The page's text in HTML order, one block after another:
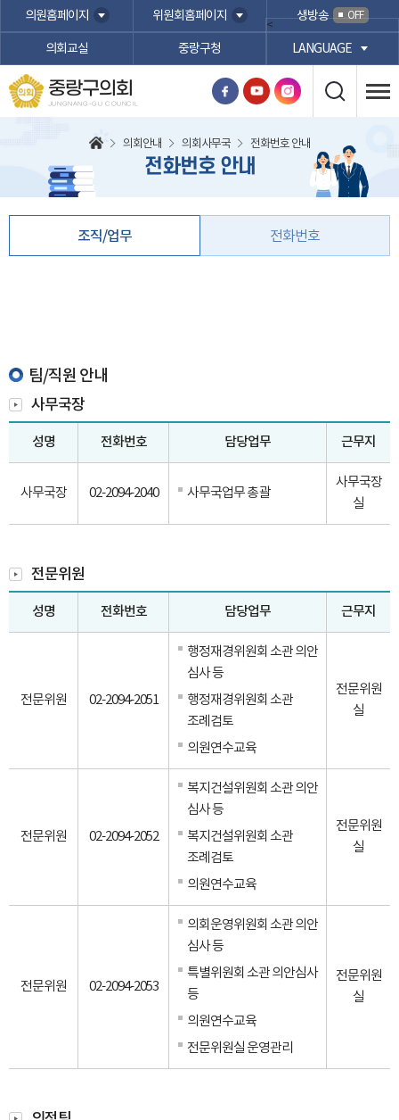
본문바로가기
의원홈페이지 위원회홈페이지 생방송 OFF
의회교실 중랑구청
<
LANGUAGE
중랑구의회
JUNGNANG-GU COUNCIL
의회안내 의회사무국 전화번호 안내
전화번호 안내
조직/업무
팀/직원 안내
사무국장
성명 전화번호 담당업무 근무지
사무국장 02-2094-2040 사무국업무 총괄
사무국장
실
전문위원
성명 전화번호 담당업무 근무지
전문위원 02-2094-2051
행정재경위원회 소관 의안
심사 등
행정재경위원회 소관
조례검토
의원연수교육
전문위원
실
전문위원 02-2094-2052
복지건설위원회 소관 의안
심사 등
복지건설위원회 소관
조례검토
의원연수교육
전문위원
실
전문위원 02-2094-2053
의회운영위원회 소관 의안
심사 등
특별위원회 소관 의안심사
등
의원연수교육
전문위원실 운영관리
전문위원
실
전화번호